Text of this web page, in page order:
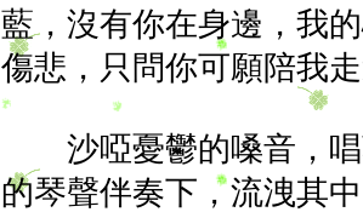
藍，沒有你在身邊，我
傷悲，只問你可願陪我
沙啞憂鬱的嗓音，唱
的琴聲伴奏下，流洩其